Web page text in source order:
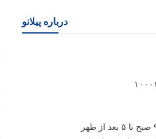
درباره پیلانو